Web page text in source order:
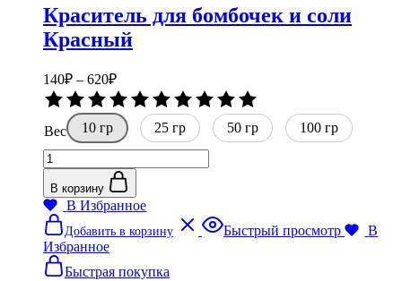
странице
товара.
Краситель для бомбочек и соли
Красный
140₽ – 620₽Диапазон
цен:
140₽
620₽
0
из
5
Вес 10 гр 25 гр 50 гр
100 гр
Количество
товара
Краситель
для
бомбочек
и
соли
Красный
В корзину
В Избранное
Добавить в корзину
Этот
товар
Быстрый просмотр
В
Избранное
Быстрая покупка